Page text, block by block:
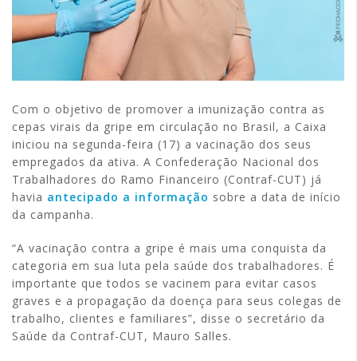
Com o objetivo de promover a imunização contra as
cepas virais da gripe em circulação no Brasil, a Caixa
iniciou na segunda-feira (17) a vacinação dos seus
empregados da ativa. A Confederação Nacional dos
Trabalhadores do Ramo Financeiro (Contraf-CUT) já
havia antecipado a informação sobre a data de início
da campanha.
“A vacinação contra a gripe é mais uma conquista da
categoria em sua luta pela saúde dos trabalhadores. É
importante que todos se vacinem para evitar casos
graves e a propagação da doença para seus colegas de
trabalho, clientes e familiares”, disse o secretário da
Saúde da Contraf-CUT, Mauro Salles.